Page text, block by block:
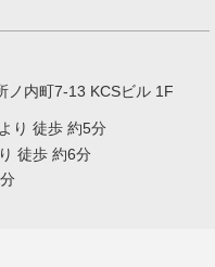
ノ内町7-13 KCSビル 1F
り 徒歩 約5分
徒歩 約6分